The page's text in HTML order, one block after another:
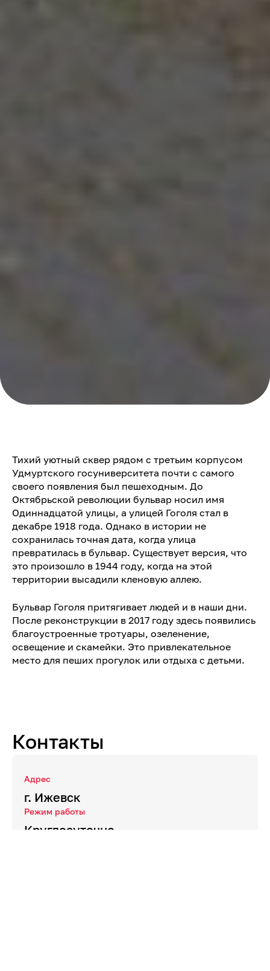
Тихий уютный сквер рядом с третьим корпусом
Удмуртского госуниверситета почти с самого
своего появления был пешеходным. До
Октябрьской революции бульвар носил имя
Одиннадцатой улицы, а улицей Гоголя стал в
декабре 1918 года. Однако в истории не
сохранилась точная дата, когда улица
превратилась в бульвар. Существует версия, что
это произошло в 1944 году, когда на этой
территории высадили кленовую аллею.
Бульвар Гоголя притягивает людей и в наши дни.
После реконструкции в 2017 году здесь появились
благоустроенные тротуары, озеленение,
освещение и скамейки. Это привлекательное
место для пеших прогулок или отдыха с детьми.
Контакты
Адрес
г. Ижевск
Режим работы
Круглосуточно